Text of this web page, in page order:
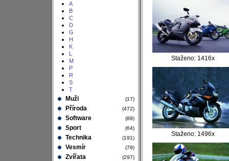
A
B
C
D
G
H
K
L
M
P
R
S
T
Muži (17)
Příroda (472)
Software (89)
Sport (64)
Technika (191)
Vesmír (79)
Zvířata (297)
Staženo: 1416x
Staženo: 1496x